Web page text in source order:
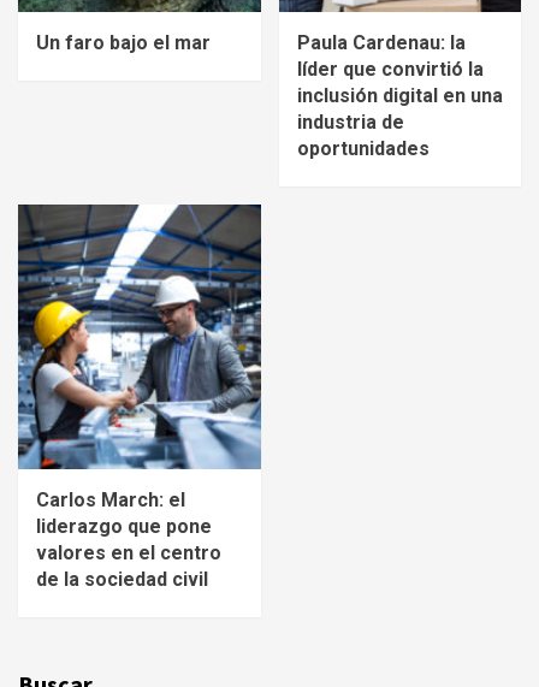
Un faro bajo el mar
Paula Cardenau: la
líder que convirtió la
inclusión digital en una
industria de
oportunidades
Carlos March: el
liderazgo que pone
valores en el centro
de la sociedad civil